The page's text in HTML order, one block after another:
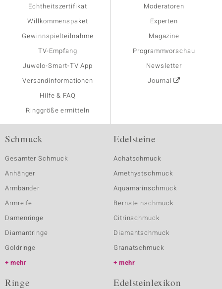
Echtheitszertifikat
Willkommenspaket
Gewinnspielteilnahme
TV-Empfang
Juwelo-Smart-TV App
Versandinformationen
Hilfe & FAQ
Ringgröße ermitteln
Moderatoren
Experten
Magazine
Programmvorschau
Newsletter
Journal
Schmuck
Gesamter Schmuck
Anhänger
Armbänder
Armreife
Damenringe
Diamantringe
Goldringe
mehr
Edelsteine
Achatschmuck
Amethystschmuck
Aquamarinschmuck
Bernsteinschmuck
Citrinschmuck
Diamantschmuck
Granatschmuck
mehr
Ringe Edelsteinlexikon